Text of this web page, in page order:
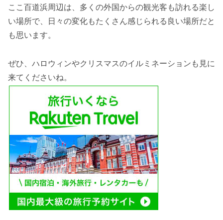
ここ百道浜周辺は、多くの外国からの観光客も訪れる楽し
い場所で、日々の変化もたくさん感じられる良い場所だと
も思います。
ぜひ、ハロウィンやクリスマスのイルミネーションも見に
来てくださいね。